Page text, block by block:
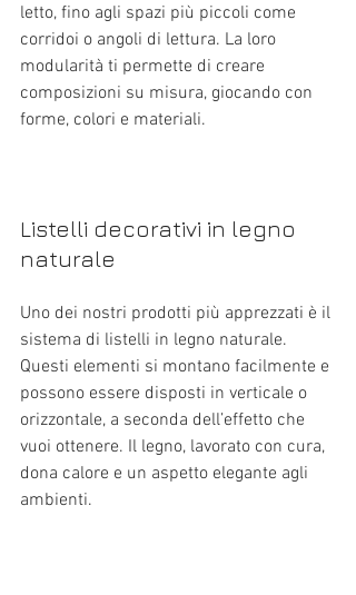
letto, fino agli spazi più piccoli come
corridoi o angoli di lettura. La loro
modularità ti permette di creare
composizioni su misura, giocando con
forme, colori e materiali.
Listelli decorativi in legno
naturale
Uno dei nostri prodotti più apprezzati è il
sistema di listelli in legno naturale.
Questi elementi si montano facilmente e
possono essere disposti in verticale o
orizzontale, a seconda dell’effetto che
vuoi ottenere. Il legno, lavorato con cura,
dona calore e un aspetto elegante agli
ambienti.